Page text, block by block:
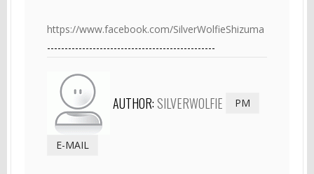
https://www.facebook.com/SilverWolfieShizuma
------------------------------------------------
AUTHOR:SILVERWOLFIE PM
E-MAIL